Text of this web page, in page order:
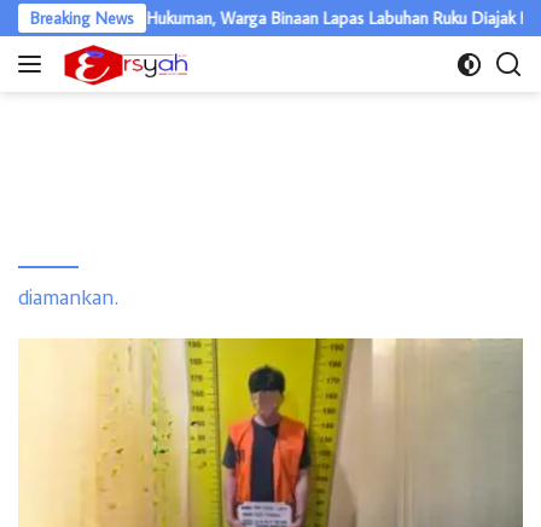
Langsung
ke
Breaking News
Meski Jalani Hukuman, Warga Binaan Lapas Labuhan Ruku Diajak Hidup
diamankan.